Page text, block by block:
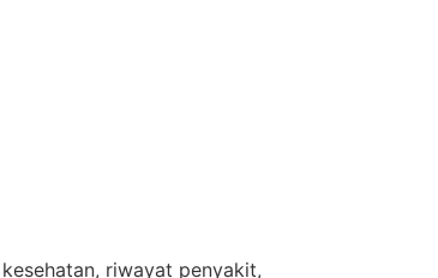
riwayat penyakit,